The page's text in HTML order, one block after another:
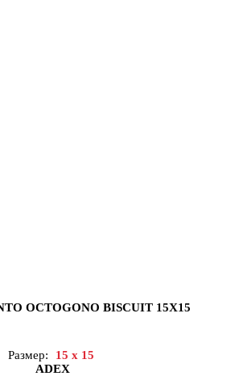
OCTOGONO BISCUIT 15X15
Размер:
15 x 15
ADEX